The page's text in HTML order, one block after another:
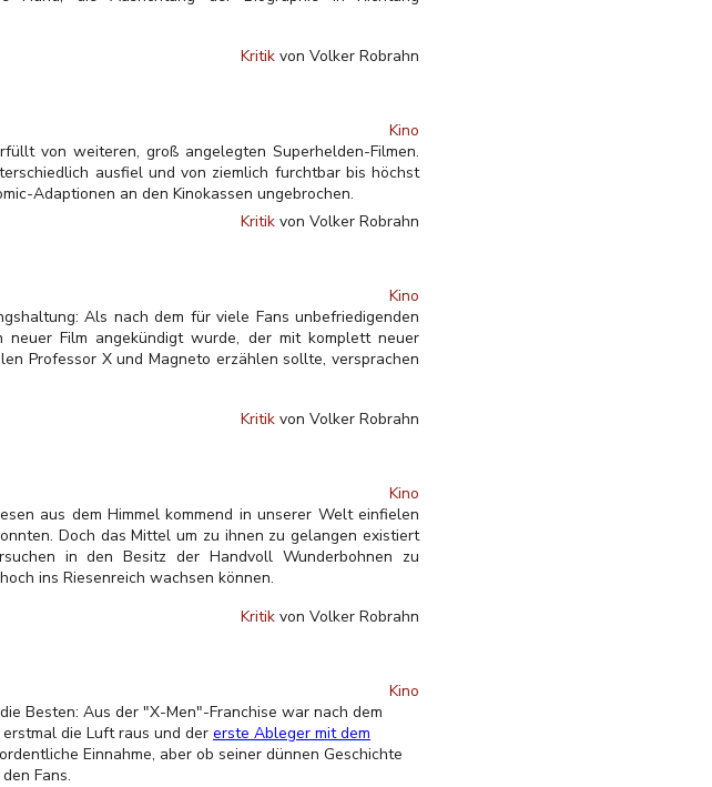
Kritik von Volker Robrahn
Kino
von weiteren, groß angelegten Superhelden-Filmen.
ausfiel und von ziemlich furchtbar bis höchst
Adaptionen an den Kinokassen ungebrochen.
Kritik von Volker Robrahn
Kino
Als nach dem für viele Fans unbefriedigenden
neuer Film angekündigt wurde, der mit komplett neuer
Professor X und Magneto erzählen sollte, versprachen
Kritik von Volker Robrahn
Kino
aus dem Himmel kommend in unserer Welt einfielen
Doch das Mittel um zu ihnen zu gelangen existiert
in den Besitz der Handvoll Wunderbohnen zu
ins Riesenreich wachsen können.
Kritik von Volker Robrahn
Kino
Besten: Aus der "X-Men"-Franchise war nach dem
erstmal die Luft raus und der erste Ableger mit dem
Einnahme, aber ob seiner dünnen Geschichte
Fans.